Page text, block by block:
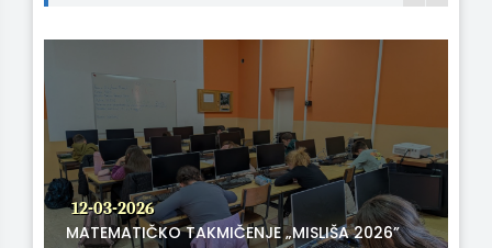
2026”
28-02-2026
USPEH NA OPŠTINSKOM
SRPSKOG JEZIKA